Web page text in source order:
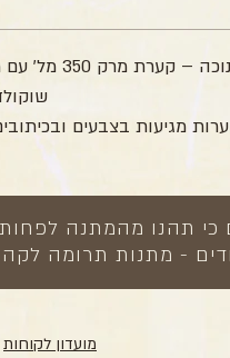
מגיעות בצבעים
תהנו מהמתנה
- מתנות תרומה
מועדון לקוחות